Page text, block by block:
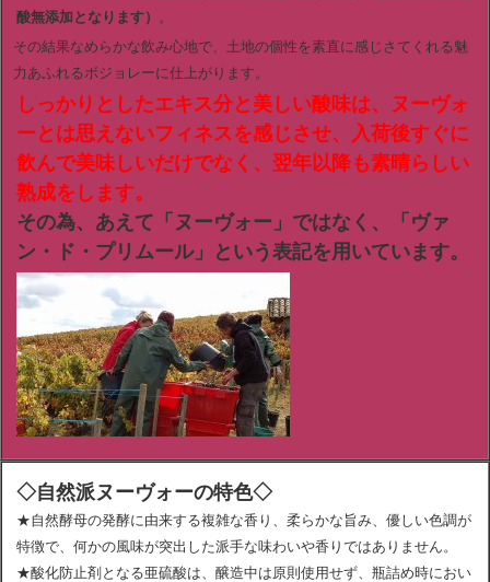
酸無添加となります） 。
その結果なめらかな飲み心地で、土地の個性を素直に感じさてくれる魅
力あふれるボジョレーに仕上がります。
しっかりとしたエキス分と美しい酸味は、ヌーヴォ
ーとは思えないフィネスを感じさせ、入荷後すぐに
飲んで美味しいだけでなく、翌年以降も素晴らしい
熟成をします。
その為、あえて「ヌーヴォー」ではなく、「ヴァ
ン・ド・プリムール」という表記を用いています。
◇自然派ヌーヴォーの特色◇
★自然酵母の発酵に由来する複雑な香り、柔らかな旨み、優しい色調が
特徴で、何かの風味が突出した派手な味わいや香りではありません。
★酸化防止剤となる亜硫酸は、醸造中は原則使用せず、瓶詰め時におい